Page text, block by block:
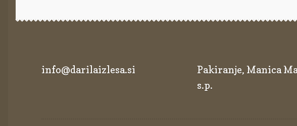
info@darilaizlesa.si
Pakiranje, Manica
s.p.